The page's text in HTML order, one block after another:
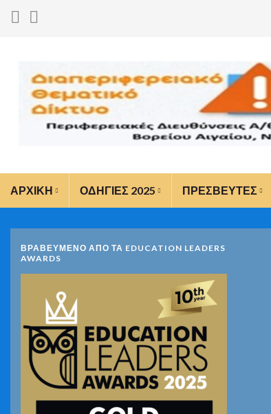
ΑΡΧΙΚΗ ΟΔΗΓΙΕΣ 2025 ΠΡΕΣΒΕΥΤΕΣ
ΒΡΑΒΕΥΜΕΝΟ ΑΠΟ ΤΑ EDUCATION LEADERS
AWARDS